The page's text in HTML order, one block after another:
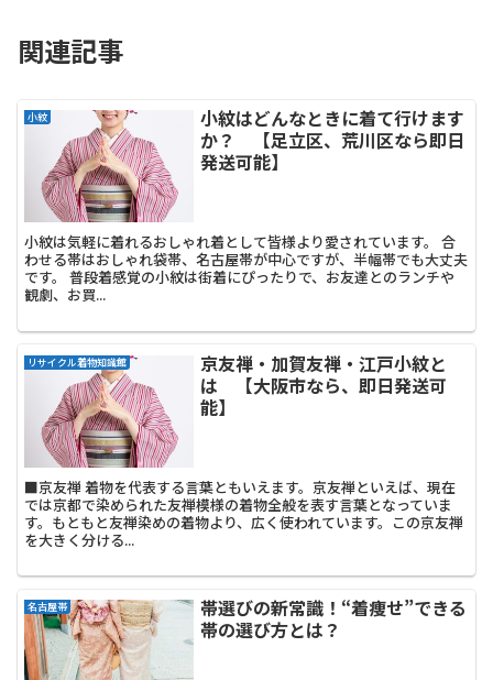
関連記事
小紋
小紋はどんなときに着て行けます
か？ 【足立区、荒川区なら即日
発送可能】
小紋は気軽に着れるおしゃれ着として皆様より愛されています。 合
わせる帯はおしゃれ袋帯、名古屋帯が中心ですが、半幅帯でも大丈夫
です。 普段着感覚の小紋は街着にぴったりで、お友達とのランチや
観劇、お買...
リサイクル着物知識館
京友禅・加賀友禅・江戸小紋と
は 【大阪市なら、即日発送可
能】
■京友禅 着物を代表する言葉ともいえます。京友禅といえば、現在
では京都で染められた友禅模様の着物全般を表す言葉となっていま
す。もともと友禅染めの着物より、広く使われています。この京友禅
を大きく分ける...
名古屋帯
帯選びの新常識！“着痩せ”できる
帯の選び方とは？